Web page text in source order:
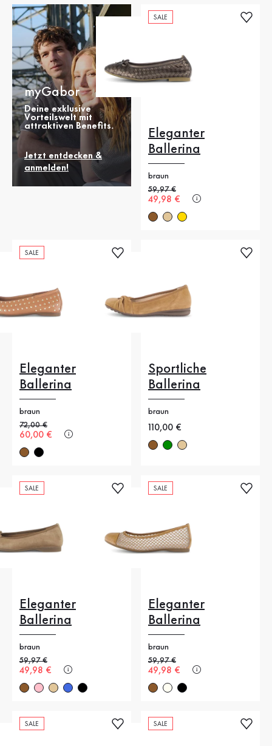
myGabor
Deine exklusive
Vorteilswelt mit
attraktiven Benefits.
Jetzt entdecken &
anmelden!
SALE
Eleganter
Ballerina
braun
Alter Preis
59,97 €
Neuer Preis
49,98 €
SALE
Eleganter
Ballerina
braun
Alter Preis
72,00 €
Neuer Preis
60,00 €
Sportliche
Ballerina
braun
Neuer Preis
110,00 €
SALE
Eleganter
Ballerina
braun
Alter Preis
59,97 €
Neuer Preis
49,98 €
SALE
Eleganter
Ballerina
braun
Alter Preis
59,97 €
Neuer Preis
49,98 €
SALE SALE